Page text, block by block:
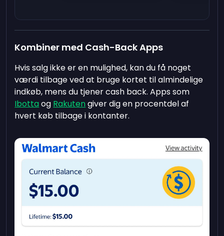
Kombiner med Cash-Back Apps
Hvis salg ikke er en mulighed, kan du få noget
værdi tilbage ved at bruge kortet til almindelige
indkøb, mens du tjener cash back. Apps som
Ibottaog Rakutengiver dig en procentdel af
hvert køb tilbage i kontanter.